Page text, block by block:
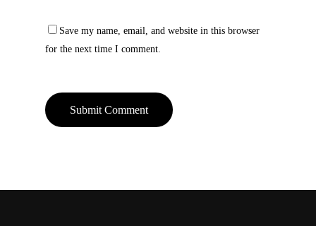
Save my name, email, and website in this browser
for the next time I comment.